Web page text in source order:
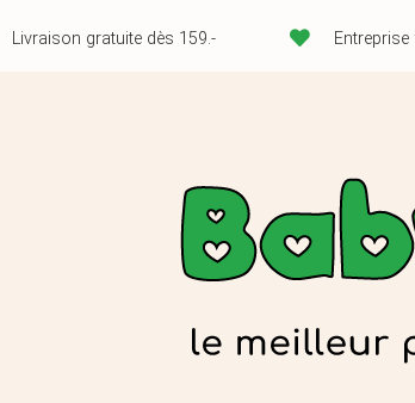
Livraison gratuite dès 159.-